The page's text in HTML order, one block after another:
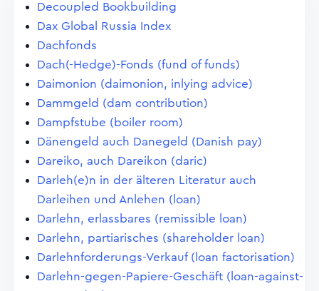
Decoupled Bookbuilding
Dax Global Russia Index
Dachfonds
Dach(-Hedge)-Fonds (fund of funds)
Daimonion (daimonion, inlying advice)
Dammgeld (dam contribution)
Dampfstube (boiler room)
Dänengeld auch Danegeld (Danish pay)
Dareiko, auch Dareikon (daric)
Darleh(e)n in der älteren Literatur auch
Darleihen und Anlehen (loan)
Darlehn, erlassbares (remissible loan)
Darlehn, partiarisches (shareholder loan)
Darlehnforderungs-Verkauf (loan factorisation)
Darlehn-gegen-Papiere-Geschäft (loan-against-